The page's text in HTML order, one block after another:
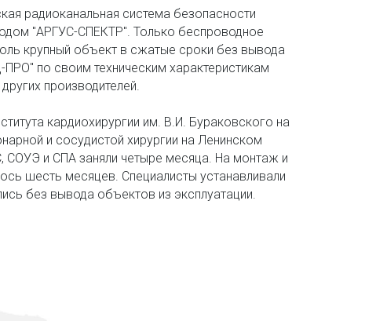
радиоканальная система безопасности
"АРГУС-СПЕКТР". Только беспроводное
крупный объект в сжатые сроки без вывода
по своим техническим характеристикам
производителей.
кардиохирургии им. В.И. Бураковского на
и сосудистой хирургии на Ленинском
СОУЭ и СПА заняли четыре месяца. На монтаж и
шесть месяцев. Специалисты устанавливали
без вывода объектов из эксплуатации.